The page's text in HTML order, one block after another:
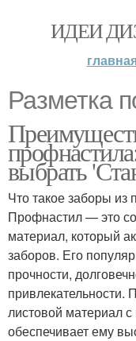
ИДЕИ
Разметка
выбрать
Что такое заборы из
Профнастил — это
материал, который
заборов. Его
прочности,
привлекательности.
листовой материал
обеспечивает ему